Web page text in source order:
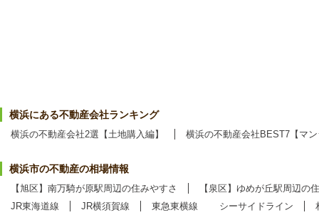
横浜にある不動産会社ランキング
横浜の不動産会社2選【土地購入編】 横浜の不動産会社BEST7【マ
横浜市の不動産の相場情報
【旭区】南万騎が原駅周辺の住みやすさ
【泉区】ゆめが丘駅周辺の
JR東海道線
JR横須賀線 東急東横線 シーサイドライン